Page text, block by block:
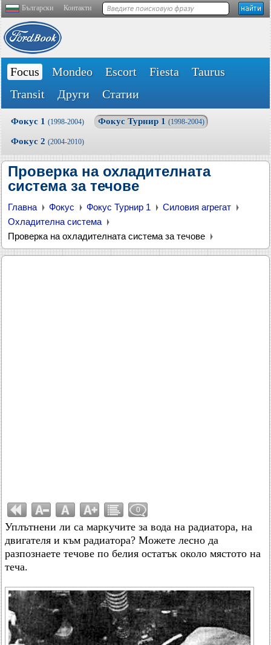
Български Контакти
Focus Mondeo Escort Fiesta
Taurus
Transit
Други Статии
Фокус 1 (1998-2004) Фокус Турнир 1 (1998-2004)
Фокус 2 (2004-2010)
Проверка на охладителната
система за течове
Главна Фокус Фокус Турнир 1
Силовия агрегат
Охладителна система
Проверка на охладителната система за течове
0
Уплътнени ли са маркучите за вода на радиатора, на
двигателя и към радиатора? Можете лесно да
разпознаете течове по белия остатък около мястото на
теча.